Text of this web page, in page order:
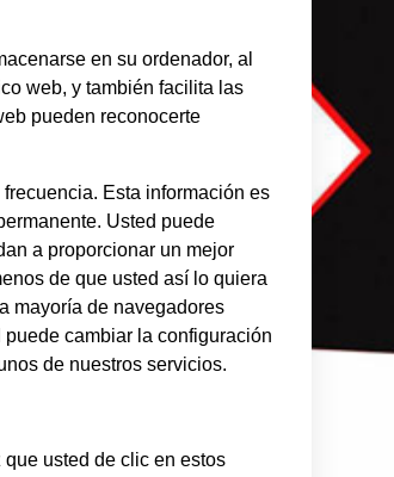
en su ordenador, al
web, y también facilita las
pueden reconocerte
Esta información es
Usted puede
a proporcionar un mejor
de que usted así lo quiera
mayoría de navegadores
cambiar la configuración
de nuestros servicios.
usted de clic en estos